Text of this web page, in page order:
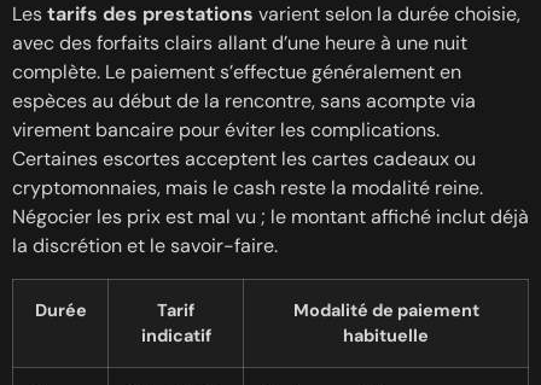
Lestarifs des prestations varient selon la durée choisie,
avec des forfaits clairs allant d’une heure à une nuit
complète. Le paiement s’effectue généralement en
espèces au début de la rencontre, sans acompte via
virement bancaire pour éviter les complications.
Certaines escortes acceptent les cartes cadeaux ou
cryptomonnaies, mais le cash reste la modalité reine.
Négocier les prix est mal vu ; le montant affiché inclut déjà
la discrétion et le savoir-faire.
Durée
Tarif
indicatif
Modalité de paiement
habituelle